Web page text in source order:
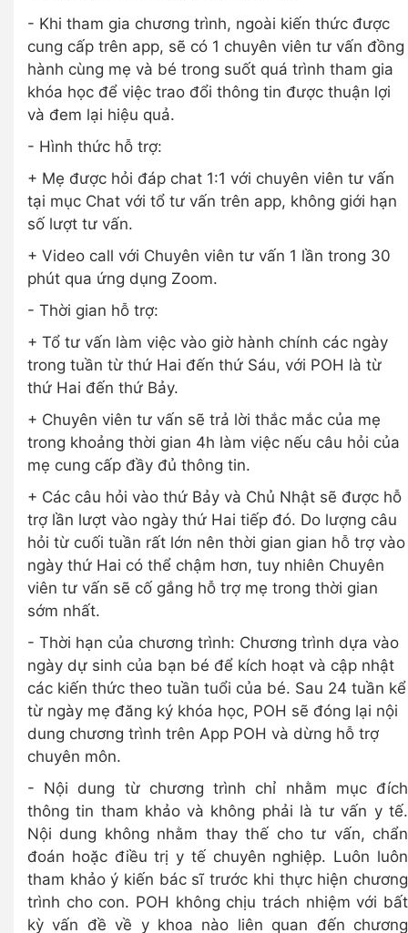
- Khi tham gia chương trình, ngoài kiến thức được
cung cấp trên app, sẽ có 1 chuyên viên tư vấn đồng
hành cùng mẹ và bé trong suốt quá trình tham gia
khóa học để việc trao đổi thông tin được thuận lợi
và đem lại hiệu quả.
- Hình thức hỗ trợ:
+ Mẹ được hỏi đáp chat 1:1 với chuyên viên tư vấn
tại mục Chat với tổ tư vấn trên app, không giới hạn
số lượt tư vấn.
+ Video call với Chuyên viên tư vấn 1 lần trong 30
phút qua ứng dụng Zoom.
- Thời gian hỗ trợ:
+ Tổ tư vấn làm việc vào giờ hành chính các ngày
trong tuần từ thứ Hai đến thứ Sáu, với POH là từ
thứ Hai đến thứ Bảy.
+ Chuyên viên tư vấn sẽ trả lời thắc mắc của mẹ
trong khoảng thời gian 4h làm việc nếu câu hỏi của
mẹ cung cấp đầy đủ thông tin.
+ Các câu hỏi vào thứ Bảy và Chủ Nhật sẽ được hỗ
trợ lần lượt vào ngày thứ Hai tiếp đó. Do lượng câu
hỏi từ cuối tuần rất lớn nên thời gian gian hỗ trợ vào
ngày thứ Hai có thể chậm hơn, tuy nhiên Chuyên
viên tư vấn sẽ cố gắng hỗ trợ mẹ trong thời gian
sớm nhất.
- Thời hạn của chương trình: Chương trình dựa vào
ngày dự sinh của bạn bé để kích hoạt và cập nhật
các kiến thức theo tuần tuổi của bé. Sau 24 tuần kể
từ ngày mẹ đăng ký khóa học, POH sẽ đóng lại nội
dung chương trình trên App POH và dừng hỗ trợ
chuyên môn.
- Nội dung từ chương trình chỉ nhằm mục đích
thông tin tham khảo và không phải là tư vấn y tế.
Nội dung không nhằm thay thế cho tư vấn, chẩn
đoán hoặc điều trị y tế chuyên nghiệp. Luôn luôn
tham khảo ý kiến bác sĩ trước khi thực hiện chương
trình cho con. POH không chịu trách nhiệm với bất
kỳ vấn đề về y khoa nào liên quan đến chương